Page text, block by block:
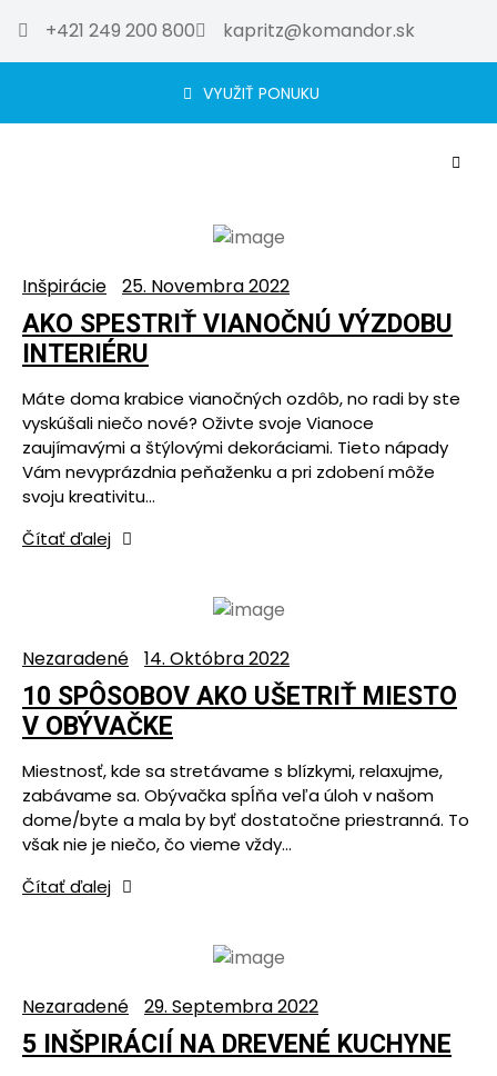
+421 249 200 800 kapritz@komandor.sk
VYUŽIŤ PONUKU
Inšpirácie 25. Novembra 2022
AKO SPESTRIŤ VIANOČNÚ VÝZDOBU
INTERIÉRU
Máte doma krabice vianočných ozdôb, no radi by ste
vyskúšali niečo nové? Oživte svoje Vianoce
zaujímavými a štýlovými dekoráciami. Tieto nápady
Vám nevyprázdnia peňaženku a pri zdobení môže
svoju kreativitu…
Čítať ďalej
Nezaradené 14. Októbra 2022
10 SPÔSOBOV AKO UŠETRIŤ MIESTO
V OBÝVAČKE
Miestnosť, kde sa stretávame s blízkymi, relaxujme,
zabávame sa. Obývačka spĺňa veľa úloh v našom
dome/byte a mala by byť dostatočne priestranná. To
však nie je niečo, čo vieme vždy…
Čítať ďalej
Nezaradené 29. Septembra 2022
5 INŠPIRÁCIÍ NA DREVENÉ KUCHYNE